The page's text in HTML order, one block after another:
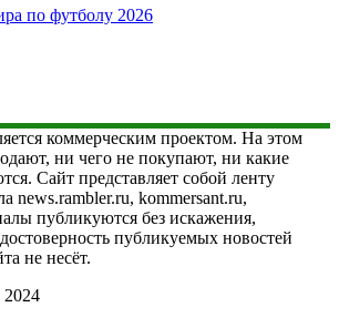
по футболу 2026
коммерческим проектом. На этом
ни чего не покупают, ни какие
Сайт представляет собой ленту
news.rambler.ru, kommersant.ru,
публикуются без искажения,
достоверность публикуемых новостей
не несёт.
2024